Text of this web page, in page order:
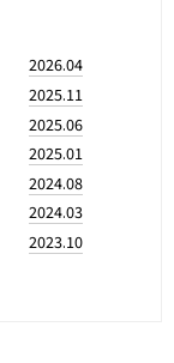
2026.04
2025.11
2025.06
2025.01
2024.08
2024.03
2023.10